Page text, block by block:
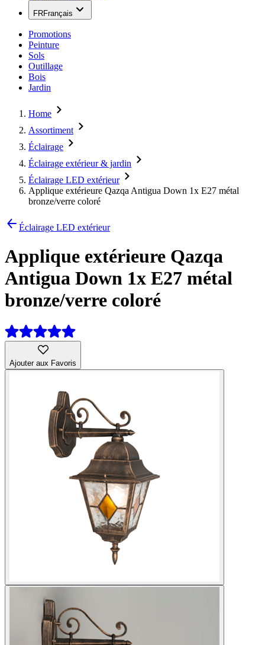
FRFrançais
Promotions
Peinture
Sols
Outillage
Bois
Jardin
Home
Assortiment
Éclairage
Éclairage extérieur & jardin
Éclairage LED extérieur
Applique extérieure Qazqa Antigua Down 1x E27 métal
bronze/verre coloré
Éclairage LED extérieur
Applique extérieure Qazqa
Antigua Down 1x E27 métal
bronze/verre coloré
Ajouter aux Favoris